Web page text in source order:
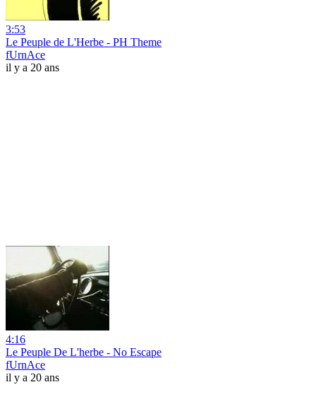
3:53
Le Peuple de L'Herbe - PH Theme
fUrnAce
il y a 20 ans
4:16
Le Peuple De L'herbe - No Escape
fUrnAce
il y a 20 ans